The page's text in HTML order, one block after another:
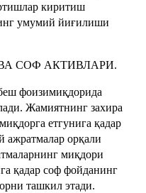
киритиш
умумий йиғилиши
СОФ АКТИВЛАРИ.
фоизимиқдорида
Жамиятнинг захира
етгунига қадар
ажратмалар орқали
миқдори
қадар соф фойданинг
ташкил этади.